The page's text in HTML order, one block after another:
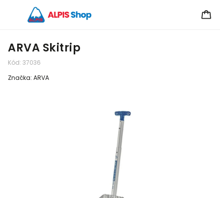
ARVA Skitrip
Kód: 37036
Značka: ARVA